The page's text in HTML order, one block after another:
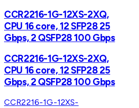
CCR2216-1G-12XS-2XQ,
CPU 16 core, 12 SFP28 25
Gbps, 2 QSFP28 100 Gbps
CCR2216-1G-12XS-2XQ,
CPU 16 core, 12 SFP28 25
Gbps, 2 QSFP28 100 Gbps
CCR2216-1G-12XS-